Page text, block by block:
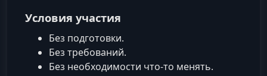
Условия участия
Без подготовки.
Без требований.
Без необходимости что‑то менять.